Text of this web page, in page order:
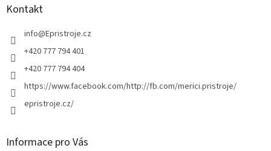
Kontakt
info@Epristroje.cz
+420 777 794 401
+420 777 794 404
https://www.facebook.com/http://fb.com/merici.pristroje/
epristroje.cz/
Informace pro Vás